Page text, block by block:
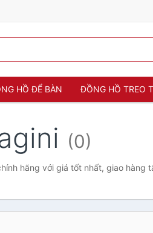
HỒ ĐỂ BÀN ĐỒNG HỒ TREO
(0)
hãng với giá tốt nhất, giao hàng